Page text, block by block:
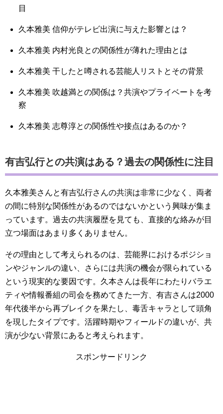
目
久本雅美 信仰がテレビ出演に与えた影響とは？
久本雅美 内村光良との関係性が薄れた理由とは
久本雅美 干したと噂される芸能人リストとその背景
久本雅美 吹越満との関係は？共演やプライベートを考
察
久本雅美 志尊淳との関係性や接点はあるのか？
有吉弘行との共演はある？過去の関係性に注目
久本雅美さんと有吉弘行さんの共演は非常に少なく、両者
の間に特別な関係性があるのではないかという興味が集ま
っています。過去の共演履歴を見ても、直接的な絡みが目
立つ場面はあまり多くありません。
その理由として考えられるのは、芸能界におけるポジショ
ンやジャンルの違い、さらには共演の機会が限られている
という現実的な要因です。久本さんは長年にわたりバラエ
ティや情報番組の司会を務めてきた一方、有吉さんは2000
年代後半から再ブレイクを果たし、毒舌キャラとして頭角
を現したタイプです。活躍時期やフィールドの違いが、共
演が少ない背景にあると考えられます。
スポンサードリンク